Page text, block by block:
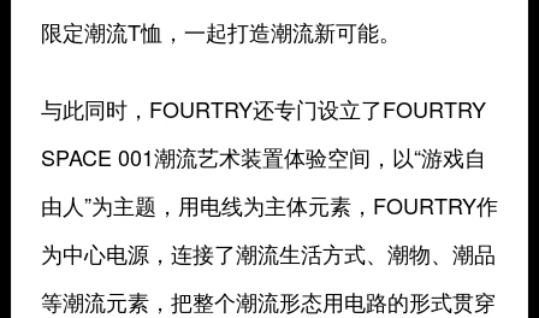
限定潮流T恤，一起打造潮流新可能。
与此同时，FOURTRY还专门设立了FOURTRY
SPACE 001潮流艺术装置体验空间，以“游戏自
由人”为主题，用电线为主体元素，FOURTRY作
为中心电源，连接了潮流生活方式、潮物、潮品
等潮流元素，把整个潮流形态用电路的形式贯穿